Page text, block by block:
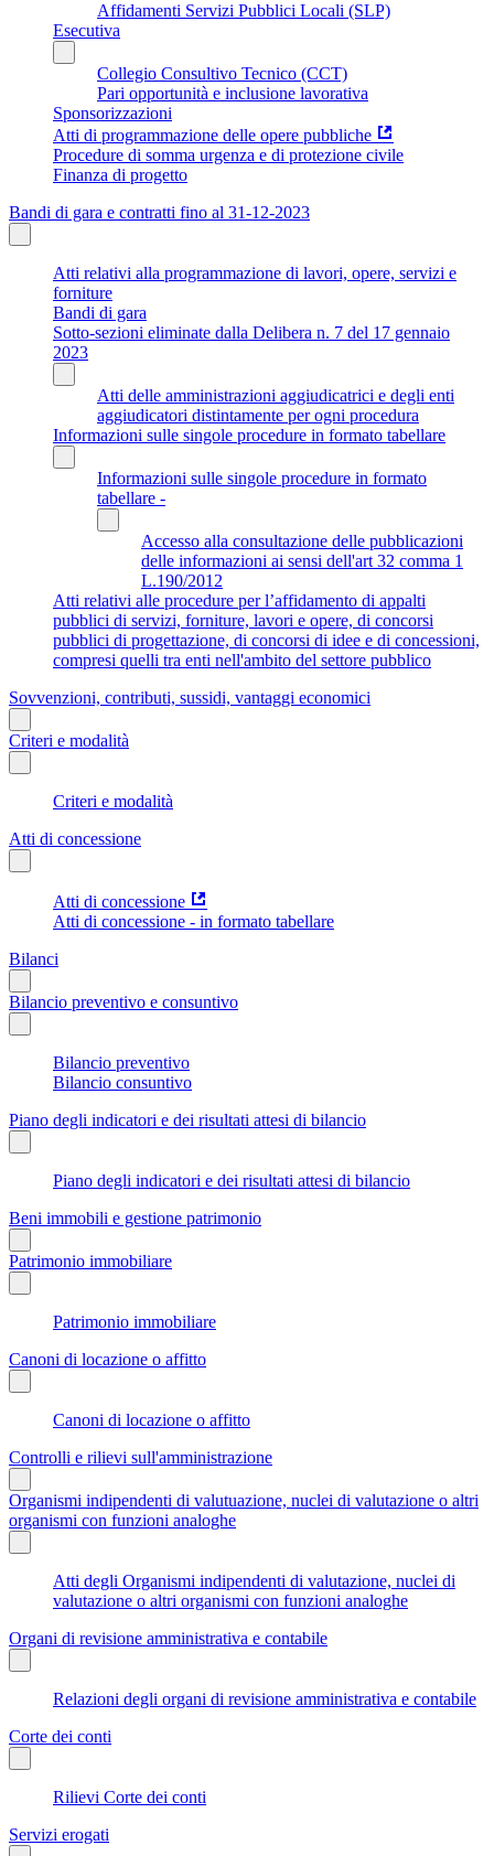
Affidamenti Servizi Pubblici Locali (SLP)
Esecutiva
Collegio Consultivo Tecnico (CCT)
Pari opportunità e inclusione lavorativa
Sponsorizzazioni
Atti di programmazione delle opere pubbliche
Procedure di somma urgenza e di protezione civile
Finanza di progetto
Bandi di gara e contratti fino al 31-12-2023
Atti relativi alla programmazione di lavori, opere, servizi e
forniture
Bandi di gara
Sotto-sezioni eliminate dalla Delibera n. 7 del 17 gennaio
2023
Atti delle amministrazioni aggiudicatrici e degli enti
aggiudicatori distintamente per ogni procedura
Informazioni sulle singole procedure in formato tabellare
Informazioni sulle singole procedure in formato
tabellare -
Accesso alla consultazione delle pubblicazioni
delle informazioni ai sensi dell'art 32 comma 1
L.190/2012
Atti relativi alle procedure per l’affidamento di appalti
pubblici di servizi, forniture, lavori e opere, di concorsi
pubblici di progettazione, di concorsi di idee e di concessioni,
compresi quelli tra enti nell'ambito del settore pubblico
Sovvenzioni, contributi, sussidi, vantaggi economici
Criteri e modalità
Criteri e modalità
Atti di concessione
Atti di concessione
Atti di concessione - in formato tabellare
Bilanci
Bilancio preventivo e consuntivo
Bilancio preventivo
Bilancio consuntivo
Piano degli indicatori e dei risultati attesi di bilancio
Piano degli indicatori e dei risultati attesi di bilancio
Beni immobili e gestione patrimonio
Patrimonio immobiliare
Patrimonio immobiliare
Canoni di locazione o affitto
Canoni di locazione o affitto
Controlli e rilievi sull'amministrazione
Organismi indipendenti di valutuazione, nuclei di valutazione o altri
organismi con funzioni analoghe
Atti degli Organismi indipendenti di valutazione, nuclei di
valutazione o altri organismi con funzioni analoghe
Organi di revisione amministrativa e contabile
Relazioni degli organi di revisione amministrativa e contabile
Corte dei conti
Rilievi Corte dei conti
Servizi erogati